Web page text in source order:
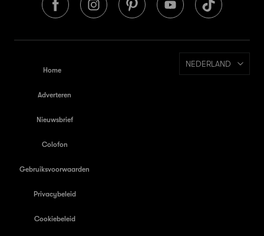
Home
Adverteren
Nieuwsbrief
Colofon
Gebruiksvoorwaarden
Privacybeleid
Cookiebeleid
NEDERLAND